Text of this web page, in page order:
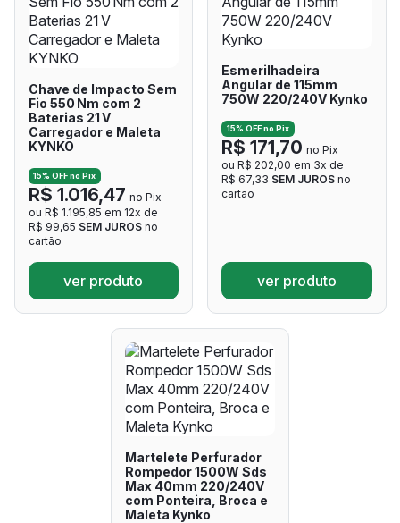
Chave de Impacto Sem
Fio 550 Nm com 2
Baterias 21 V
Carregador e Maleta
KYNKO
15% OFF no Pix
R$ 1.016,47 no Pix
ou R$ 1.195,85 em 12x de
R$ 99,65 SEM JUROSno
cartão
ver produto
Esmerilhadeira
Angular de 115mm
750W 220/240V Kynko
15% OFF no Pix
R$ 171,70 no Pix
ou R$ 202,00 em 3x de
R$ 67,33 SEM JUROS no
cartão
ver produto
Martelete Perfurador
Rompedor 1500W Sds
Max 40mm 220/240V
com Ponteira, Broca e
Maleta Kynko